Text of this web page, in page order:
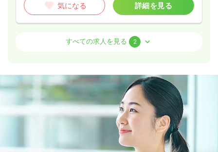
気になる 詳細を見る
介護・福祉系正・准看護師
万円〜/月
※一例
時間 8:30～17:30
担当業務未経験可
詳細を見る
すべての求人を見る 2